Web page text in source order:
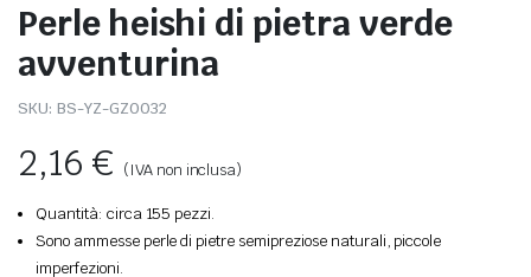
Perle heishi di pietra verde
avventurina
SKU: BS-YZ-GZ0032
2,16€ (IVA non inclusa)
Quantità: circa 155 pezzi.
Sono ammesse perle di pietre semipreziose naturali, piccole
imperfezioni.